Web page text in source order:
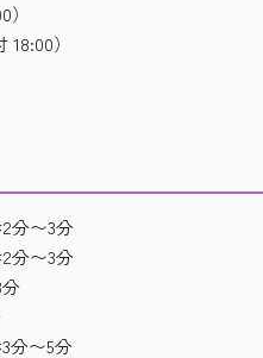
）
分〜3分
分〜3分
分〜5分